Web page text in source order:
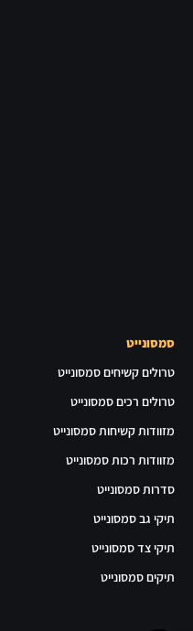
סמסונייט
טרולים קשיחים סמסונייט
טרולים רכים סמסונייט
מזוודות קשיחות סמסונייט
מזוודות רכות סמסונייט
סדרות סמסונייט
תיקי גב סמסונייט
תיקי צד סמסונייט
תיקים סמסונייט